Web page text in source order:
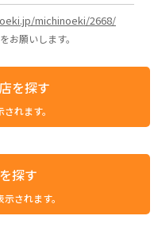
michinoeki/2668/
お願いします。
を探す
れます。
探す
されます。